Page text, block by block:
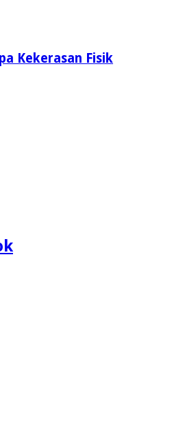
Kekerasan Fisik